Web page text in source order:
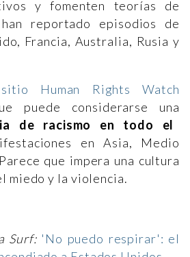
y fomenten teorías de
reportado episodios de
Francia, Australia, Rusia y
Human Rights Watch
puede considerarse una
de racismo en todo el
en Asia, Medio
que impera una cultura
miedo y la violencia.
Surf: 'No puedo respirar': el